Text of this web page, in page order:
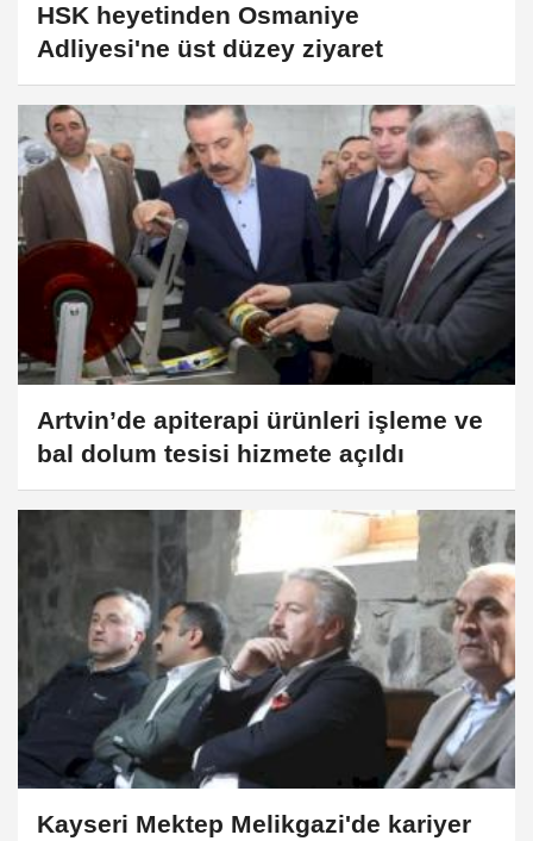
HSK heyetinden Osmaniye
Adliyesi'ne üst düzey ziyaret
Artvin’de apiterapi ürünleri işleme ve
bal dolum tesisi hizmete açıldı
Kayseri Mektep Melikgazi'de kariyer